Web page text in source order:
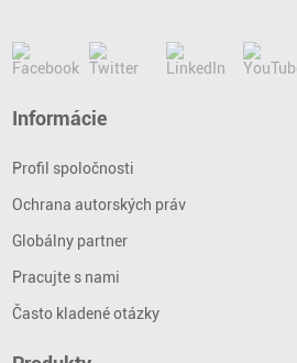
Informácie
Profil spoločnosti
Ochrana autorských práv
Globálny partner
Pracujte s nami
Často kladené otázky